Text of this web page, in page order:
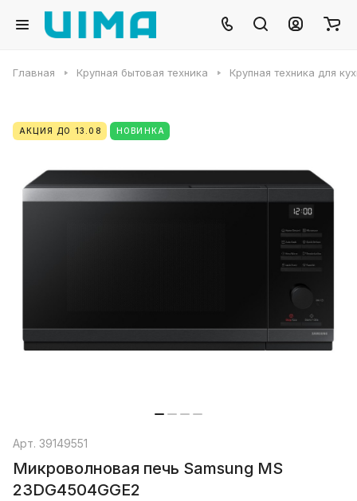
Главная Крупная бытовая техника Крупная техника для
АКЦИЯ ДО 13.08 НОВИНКА
Арт. 39149551
Микроволновая печь Samsung MS
23DG4504GGE2